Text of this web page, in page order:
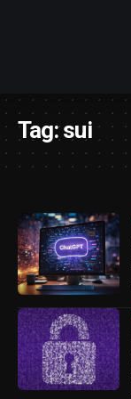
Tag:sui